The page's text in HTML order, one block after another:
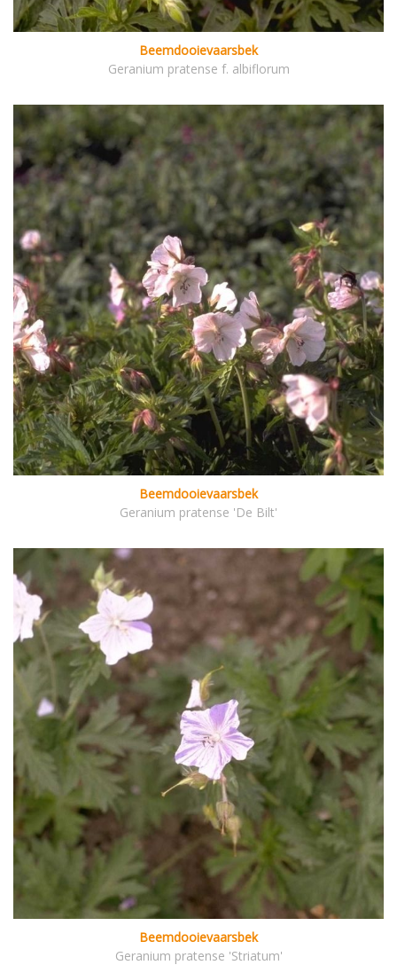
Beemdooievaarsbek
Geranium pratense f. albiflorum
Beemdooievaarsbek
Geranium pratense 'De Bilt'
Beemdooievaarsbek
Geranium pratense 'Striatum'